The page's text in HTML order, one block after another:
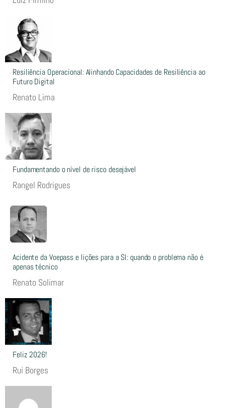
Resiliência Operacional: Alinhando Capacidades de Resiliência ao
Futuro Digital
Renato Lima
Fundamentando o nível de risco desejável
Rangel Rodrigues
Acidente da Voepass e lições para a SI: quando o problema não é
apenas técnico
Renato Solimar
Feliz 2026!
Rui Borges